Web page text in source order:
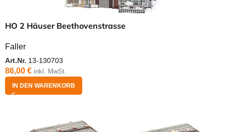
HO 2 Häuser Beethovenstrasse
Faller
Art.Nr. 13-130703
86,00 € inkl. MwSt.
IN DEN WARENKORB